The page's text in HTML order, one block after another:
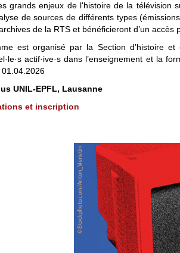
grands enjeux de l'histoire de la télévision
de sources de différents types
de la RTS et bénéficieront d’un accès
est organisé par la Section d’histoire
actif·ive·s dans l’enseignement et la
UNIL-EPFL, Lausanne
et inscription